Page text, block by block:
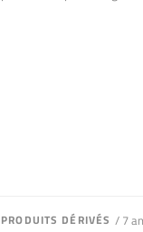
PRODUITS DÉRIVÉS / 7